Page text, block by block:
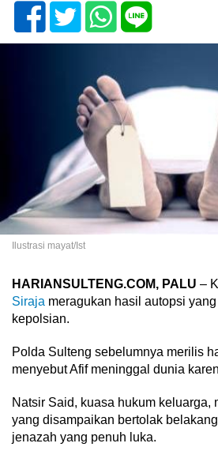
Ilustrasi mayat/Ist
HARIANSULTENG.COM, PALU –
Siraja meragukan hasil autopsi
kepolsian.
Polda Sulteng sebelumnya merilis
menyebut Afif meninggal dunia
Natsir Said, kuasa hukum keluarga,
yang disampaikan bertolak
jenazah yang penuh luka.